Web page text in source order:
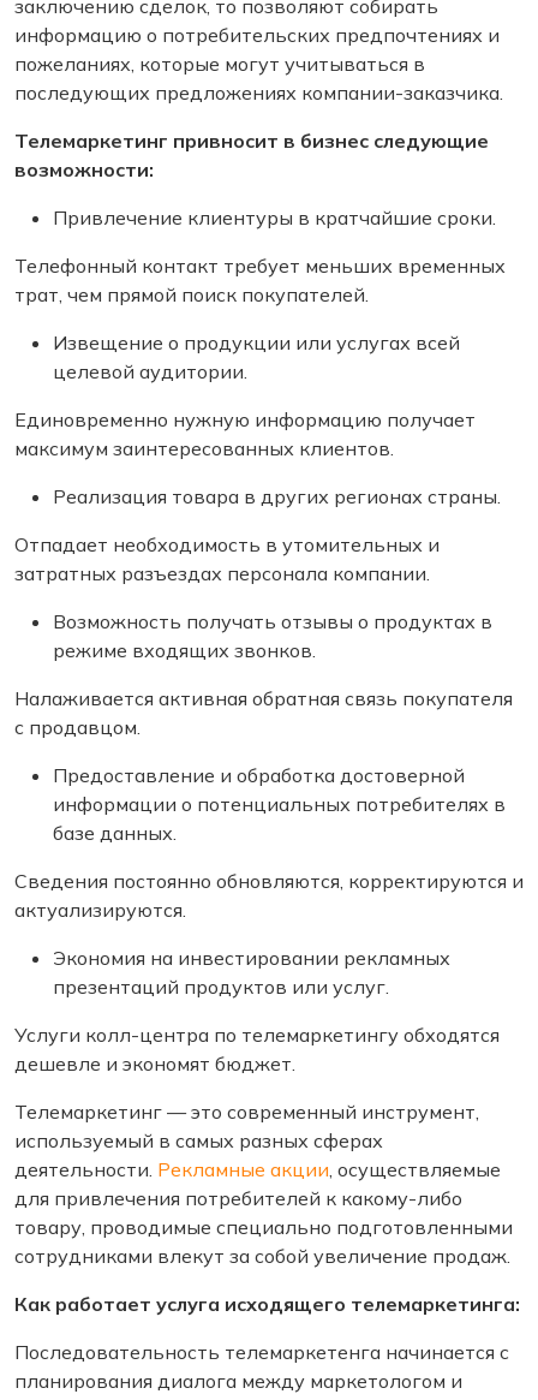
заключению сделок, то позволяют собирать
информацию о потребительских предпочтениях и
пожеланиях, которые могут учитываться в
последующих предложениях компании-заказчика.
Телемаркетинг привносит в бизнес следующие
возможности:
Привлечение клиентуры в кратчайшие сроки.
Телефонный контакт требует меньших временных
трат, чем прямой поиск покупателей.
Извещение о продукции или услугах всей
целевой аудитории.
Единовременно нужную информацию получает
максимум заинтересованных клиентов.
Реализация товара в других регионах страны.
Отпадает необходимость в утомительных и
затратных разъездах персонала компании.
Возможность получать отзывы о продуктах в
режиме входящих звонков.
Налаживается активная обратная связь покупателя
с продавцом.
Предоставление и обработка достоверной
информации о потенциальных потребителях в
базе данных.
Сведения постоянно обновляются, корректируются и
актуализируются.
Экономия на инвестировании рекламных
презентаций продуктов или услуг.
Услуги колл-центра по телемаркетингу обходятся
дешевле и экономят бюджет.
Телемаркетинг — это современный инструмент,
используемый в самых разных сферах
деятельности. Рекламные акции , осуществляемые
для привлечения потребителей к какому-либо
товару, проводимые специально подготовленными
сотрудниками влекут за собой увеличение продаж.
Как работает услуга исходящего телемаркетинга:
Последовательность телемаркетенга начинается с
планирования диалога между маркетологом и